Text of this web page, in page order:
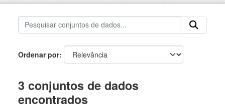
Ordenar por
3 conjuntos de dados
encontrados